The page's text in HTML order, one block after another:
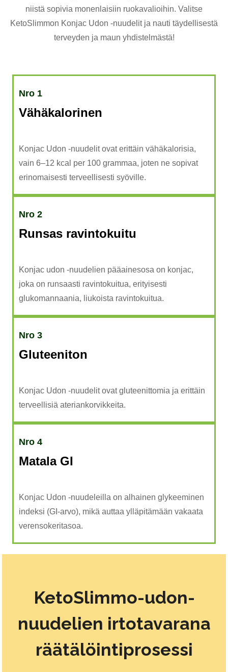
niistä sopivia monenlaisiin ruokavalioihin. Valitse
KetoSlimmon Konjac Udon -nuudelit ja nauti täydellisestä
terveyden ja maun yhdistelmästä!
Nro 1
Vähäkalorinen
Konjac Udon -nuudelit ovat erittäin vähäkalorisia,
vain 6–12 kcal per 100 grammaa, joten ne sopivat
erinomaisesti terveellisesti syöville.
Nro 2
Runsas ravintokuitu
Konjac udon -nuudelien pääainesosa on konjac,
joka on runsaasti ravintokuitua, erityisesti
glukomannaania, liukoista ravintokuitua.
Nro 3
Gluteeniton
Konjac Udon -nuudelit ovat gluteenittomia ja erittäin
terveellisiä ateriankorvikkeita.
Nro 4
Matala GI
Konjac Udon -nuudeleilla on alhainen glykeeminen
indeksi (GI-arvo), mikä auttaa ylläpitämään vakaata
verensokeritasoa.
KetoSlimmo-udon-
nuudelien irtotavarana
räätälöintiprosessi